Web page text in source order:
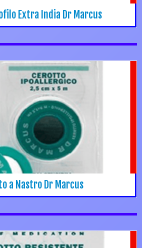
Extra India Dr Marcus
a Nastro Dr Marcus